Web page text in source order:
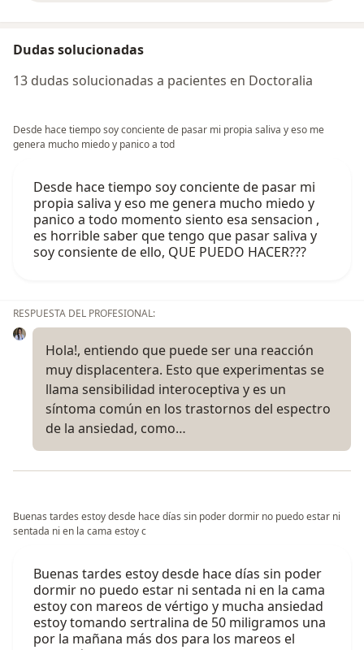
Dudas solucionadas
13 dudas solucionadas a pacientes en Doctoralia
Desde hace tiempo soy conciente de pasar mi propia saliva y eso me
genera mucho miedo y panico a tod
Desde hace tiempo soy conciente de pasar mi
propia saliva y eso me genera mucho miedo y
panico a todo momento siento esa sensacion ,
es horrible saber que tengo que pasar saliva y
soy consiente de ello, QUE PUEDO HACER???
RESPUESTA DEL PROFESIONAL:
Hola!, entiendo que puede ser una reacción
muy displacentera. Esto que experimentas se
llama sensibilidad interoceptiva y es un
síntoma común en los trastornos del espectro
de la ansiedad, como…
Buenas tardes estoy desde hace días sin poder dormir no puedo estar ni
sentada ni en la cama estoy c
Buenas tardes estoy desde hace días sin poder
dormir no puedo estar ni sentada ni en la cama
estoy con mareos de vértigo y mucha ansiedad
estoy tomando sertralina de 50 miligramos una
por la mañana más dos para los mareos el